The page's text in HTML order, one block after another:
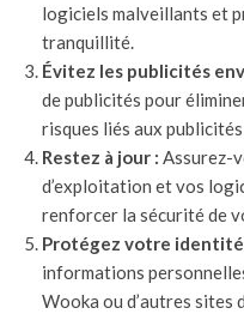
logiciels malveillants et
tranquillité.
Évitez les publicités
de publicités pour
risques liés aux
Restez à jour : Assurez-
d’exploitation et vos
renforcer la sécurité de
Protégez votre identité
informations
Wooka ou d’autres sites